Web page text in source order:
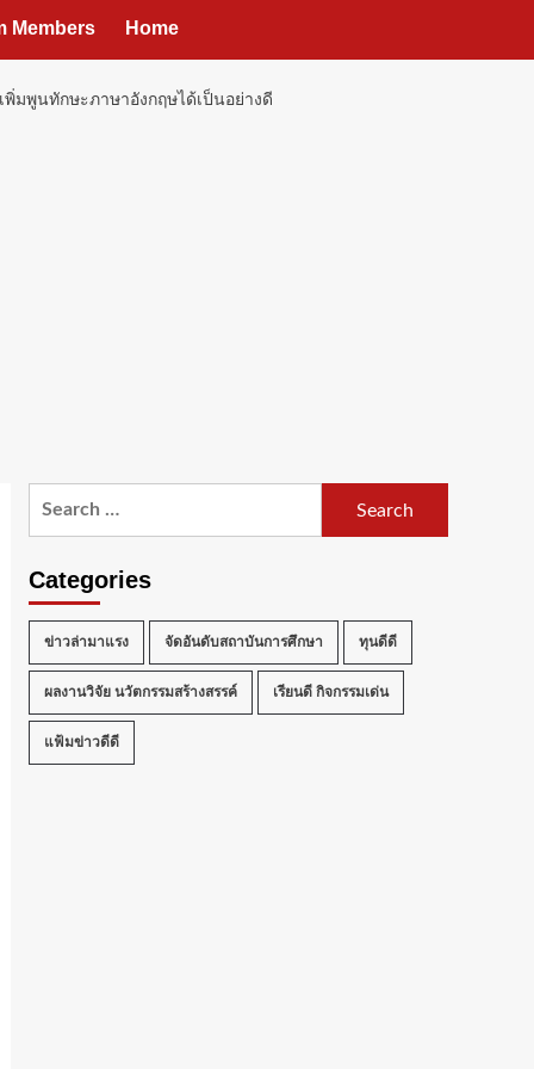
Members Home
พิ่มพูนทักษะภาษาอังกฤษได้เป็นอย่างดี
Categories
ข่าวล่ามาแรง จัดอันดับสถาบันการศึกษา ทุนดีดี
ผลงานวิจัย นวัตกรรมสร้างสรรค์ เรียนดี กิจกรรมเด่น
แฟ้มข่าวดีดี